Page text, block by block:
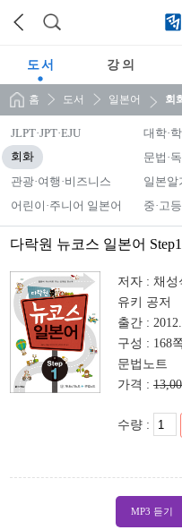
도 서 강 의
홈 도서 일본어 회
JLPT·JPT·EJU 대학·
회화 문법·
관광·여행·비즈니스
일본알
어린이·주니어 일본어
중·고
다락원 뉴코스 일본어 Step1
저자 : 채성
유키 공저
출간 :
구성 : 168
문법노트
가격 :
수량 :
MP3 듣기